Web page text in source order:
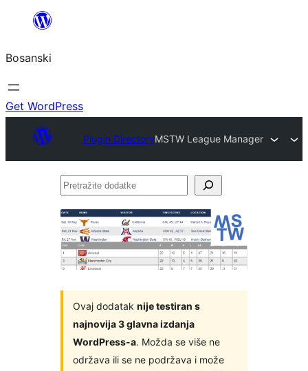
sadržaj
Bosanski
Get WordPress
Plugin DirectoryMSTW League Manager
Pretražite
Ovaj dodatak nije testiran s
najnovija 3 glavna izdanja
WordPress-a. Možda se više ne
održava ili se ne podržava i može